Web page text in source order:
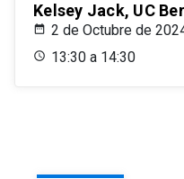
Kelsey Jack, UC
2 de Octubre de
13:30 a 14:30